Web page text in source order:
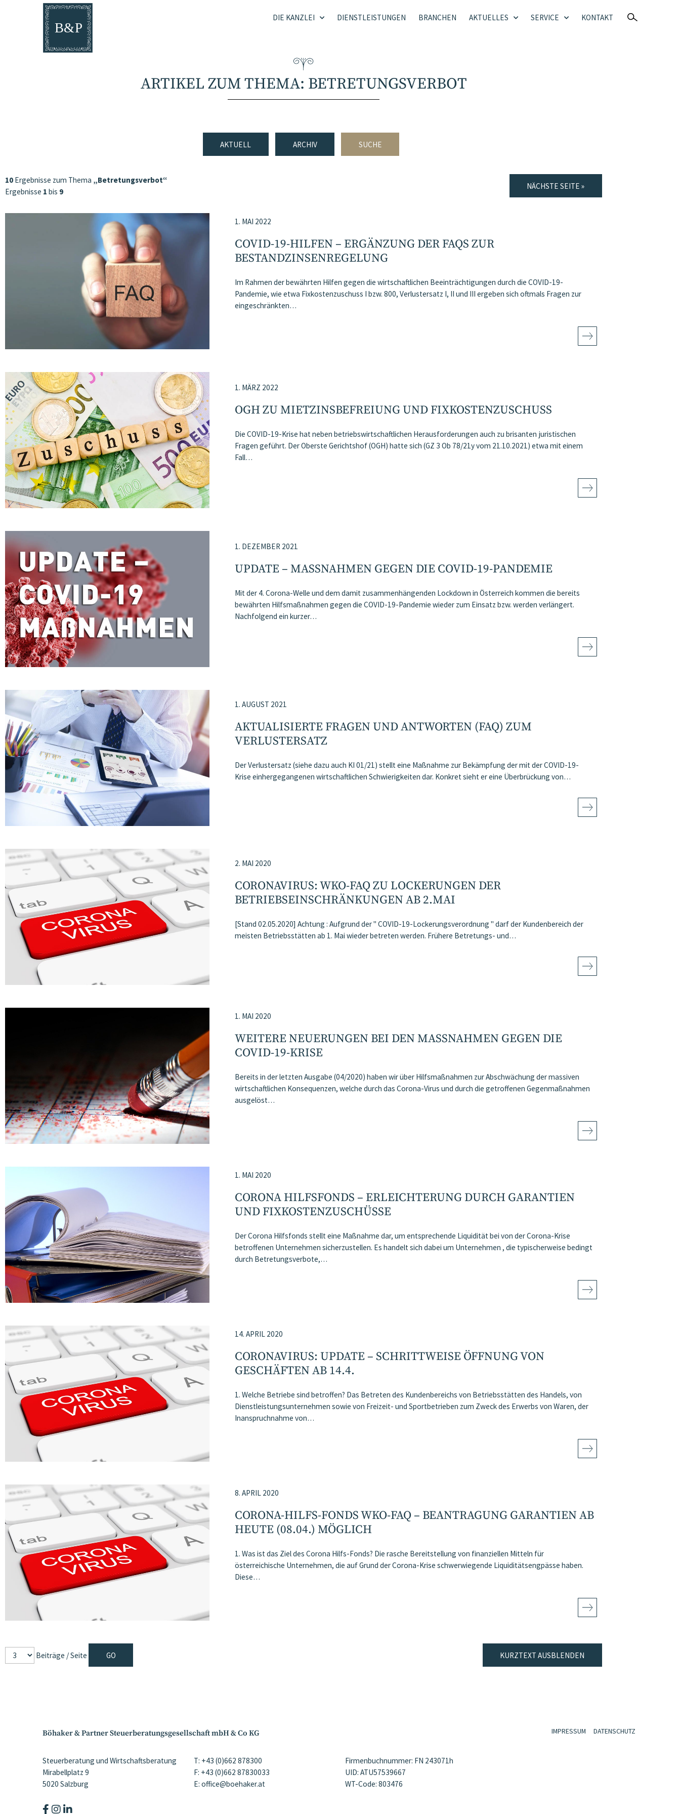
DIE KANZLEI DIENSTLEISTUNGEN BRANCHEN AKTUELLES SERVICE KONTAKT
ARTIKEL ZUM THEMA: BETRETUNGSVERBOT
AKTUELL ARCHIV SUCHE
10 Ergebnisse zum Thema „Betretungsverbot“
Ergebnisse 1 bis 9
NÄCHSTE SEITE »
1. MAI 2022
COVID-19-HILFEN – ERGÄNZUNG DER FAQS ZUR
BESTANDZINSENREGELUNG
Im Rahmen der bewährten Hilfen gegen die wirtschaftlichen Beeinträchtigungen durch die COVID-19-
Pandemie, wie etwa Fixkostenzuschuss I bzw. 800, Verlustersatz I, II und III ergeben sich oftmals Fragen zur
eingeschränkten…
1. MÄRZ 2022
OGH ZU MIETZINSBEFREIUNG UND FIXKOSTENZUSCHUSS
Die COVID-19-Krise hat neben betriebswirtschaftlichen Herausforderungen auch zu brisanten juristischen
Fragen geführt. Der Oberste Gerichtshof (OGH) hatte sich (GZ 3 Ob 78/21y vom 21.10.2021) etwa mit einem
Fall…
1. DEZEMBER 2021
UPDATE – MASSNAHMEN GEGEN DIE COVID-19-PANDEMIE
Mit der 4. Corona-Welle und dem damit zusammenhängenden Lockdown in Österreich kommen die bereits
bewährten Hilfsmaßnahmen gegen die COVID-19-Pandemie wieder zum Einsatz bzw. werden verlängert.
Nachfolgend ein kurzer…
1. AUGUST 2021
AKTUALISIERTE FRAGEN UND ANTWORTEN (FAQ) ZUM
VERLUSTERSATZ
Der Verlustersatz (siehe dazu auch KI 01/21) stellt eine Maßnahme zur Bekämpfung der mit der COVID-19-
Krise einhergegangenen wirtschaftlichen Schwierigkeiten dar. Konkret sieht er eine Überbrückung von…
2. MAI 2020
CORONAVIRUS: WKO-FAQ ZU LOCKERUNGEN DER
BETRIEBSEINSCHRÄNKUNGEN AB 2.MAI
[Stand 02.05.2020] Achtung : Aufgrund der " COVID-19-Lockerungsverordnung " darf der Kundenbereich der
meisten Betriebsstätten ab 1. Mai wieder betreten werden. Frühere Betretungs- und…
1. MAI 2020
WEITERE NEUERUNGEN BEI DEN MASSNAHMEN GEGEN DIE C
OVID-19-KRISE
Bereits in der letzten Ausgabe (04/2020) haben wir über Hilfsmaßnahmen zur Abschwächung der massiven
wirtschaftlichen Konsequenzen, welche durch das Corona-Virus und durch die getroffenen Gegenmaßnahmen
ausgelöst…
1. MAI 2020
CORONA HILFSFONDS – ERLEICHTERUNG DURCH GARANTIEN
UND FIXKOSTENZUSCHÜSSE
Der Corona Hilfsfonds stellt eine Maßnahme dar, um entsprechende Liquidität bei von der Corona-Krise
betroffenen Unternehmen sicherzustellen. Es handelt sich dabei um Unternehmen , die typischerweise bedingt
durch Betretungsverbote,…
14. APRIL 2020
CORONAVIRUS: UPDATE – SCHRITTWEISE ÖFFNUNG VON
GESCHÄFTEN AB 14.4.
1. Welche Betriebe sind betroffen? Das Betreten des Kundenbereichs von Betriebsstätten des Handels, von
Dienstleistungsunternehmen sowie von Freizeit- und Sportbetrieben zum Zweck des Erwerbs von Waren, der
Inanspruchnahme von…
8. APRIL 2020
CORONA-HILFS-FONDS WKO-FAQ – BEANTRAGUNG GARANTIEN AB
HEUTE (08.04.) MÖGLICH
1. Was ist das Ziel des Corona Hilfs-Fonds? Die rasche Bereitstellung von finanziellen Mitteln für
österreichische Unternehmen, die auf Grund der Corona-Krise schwerwiegende Liquiditätsengpässe haben.
Diese…
Beiträge / Seite KURZTEXT AUSBLENDEN
Böhaker & Partner Steuerberatungsgesellschaft mbH & Co KG
Steuerberatung und Wirtschaftsberatung
Mirabellplatz 9
5020 Salzburg
T: +43 (0)662 878300
F: +43 (0)662 87830033
E: office@boehaker.at
Firmenbuchnummer: FN 243071h
UID: ATU57539667
WT-Code: 803476
IMPRESSUM DATENSCHUTZ